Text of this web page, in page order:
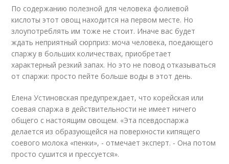
По содержанию полезной для человека фолиевой
кислоты этот овощ находится на первом месте. Но
злоупотреблять им тоже не стоит. Иначе вас будет
ждать неприятный сюрприз: моча человека, поедающего
спаржу в больших количествах, приобретает
характерный резкий запах. Но это не повод отказываться
от спаржи: просто пейте больше воды в этот день.
Елена Устиновская предупреждает, что корейская или
соевая спаржа в действительности не имеет ничего
общего с настоящим овощем. «Эта псевдоспаржа
делается из образующейся на поверхности кипящего
соевого молока «пенки», - отмечает эксперт. - Она потом
просто сушится и прессуется».